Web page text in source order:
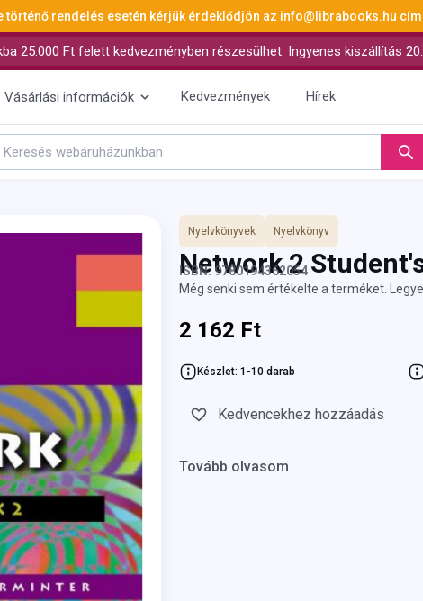
történő rendelés esetén kérjük érdeklődjön az info@librabooks.hu
25.000 Ft felett kedvezményben részesülhet. Ingyenes kiszállítás
Vásárlási információk Kedvezmények Hírek
Nyelvkönyvek Nyelvkönyv
Network 2
ISBN: 9780194362054
Még senki sem értékelte a terméket.
2 162 Ft
Készlet: 1-10 darab
Kedvencekhez hozzáadás
Tovább olvasom